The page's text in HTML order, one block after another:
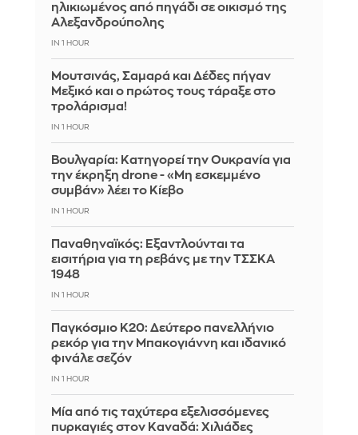
ηλικιωμένος από πηγάδι σε οικισμό της
Αλεξανδρούπολης
IN 1 HOUR
Μουτσινάς, Σαμαρά και Δέδες πήγαν
Μεξικό και ο πρώτος τους τάραξε στο
τρολάρισμα!
IN 1 HOUR
Βουλγαρία: Κατηγορεί την Ουκρανία για
την έκρηξη drone - «Μη εσκεμμένο
συμβάν» λέει το Κίεβο
IN 1 HOUR
Παναθηναϊκός: Εξαντλούνται τα
εισιτήρια για τη ρεβάνς με την ΤΣΣΚΑ
1948
IN 1 HOUR
Παγκόσμιο Κ20: Δεύτερο πανελλήνιο
ρεκόρ για την Μπακογιάννη και ιδανικό
φινάλε σεζόν
IN 1 HOUR
Μία από τις ταχύτερα εξελισσόμενες
πυρκαγιές στον Καναδά: Χιλιάδες